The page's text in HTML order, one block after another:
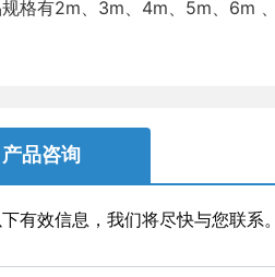
有2m、3m、4m、5m、6m 、
产品咨询
有效信息，我们将尽快与您联系。